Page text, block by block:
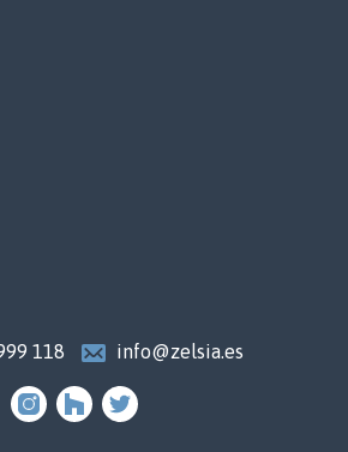
118 info@zelsia.es